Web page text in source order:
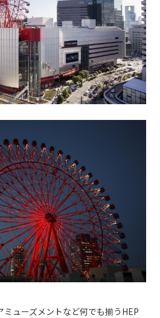
ミューズメントなど何でも揃うHEP